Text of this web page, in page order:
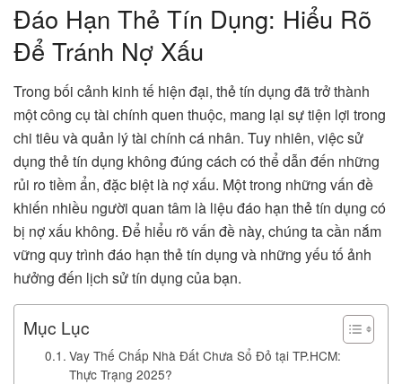
Đáo Hạn Thẻ Tín Dụng: Hiểu Rõ
Để Tránh Nợ Xấu
Trong bối cảnh kinh tế hiện đại, thẻ tín dụng đã trở thành
một công cụ tài chính quen thuộc, mang lại sự tiện lợi trong
chi tiêu và quản lý tài chính cá nhân. Tuy nhiên, việc sử
dụng thẻ tín dụng không đúng cách có thể dẫn đến những
rủi ro tiềm ẩn, đặc biệt là nợ xấu. Một trong những vấn đề
khiến nhiều người quan tâm là liệu đáo hạn thẻ tín dụng có
bị nợ xấu không. Để hiểu rõ vấn đề này, chúng ta cần nắm
vững quy trình đáo hạn thẻ tín dụng và những yếu tố ảnh
hưởng đến lịch sử tín dụng của bạn.
Mục Lục
Vay Thế Chấp Nhà Đất Chưa Sổ Đỏ tại TP.HCM:
Thực Trạng 2025?